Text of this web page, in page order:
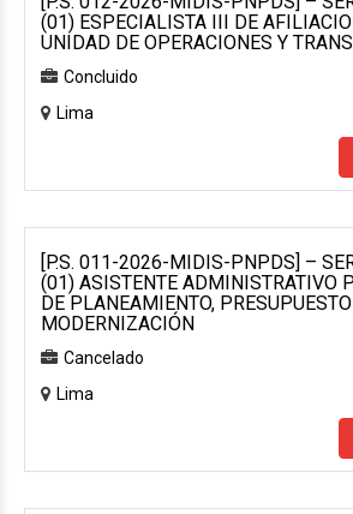
(01) ESPECIALISTA III DE
UNIDAD DE OPERACIONES Y
Concluido
Lima
[P.S. 011-2026-MIDIS-PNPDS] –
(01) ASISTENTE ADMINISTRATIVO
DE PLANEAMIENTO,
MODERNIZACIÓN
Cancelado
Lima